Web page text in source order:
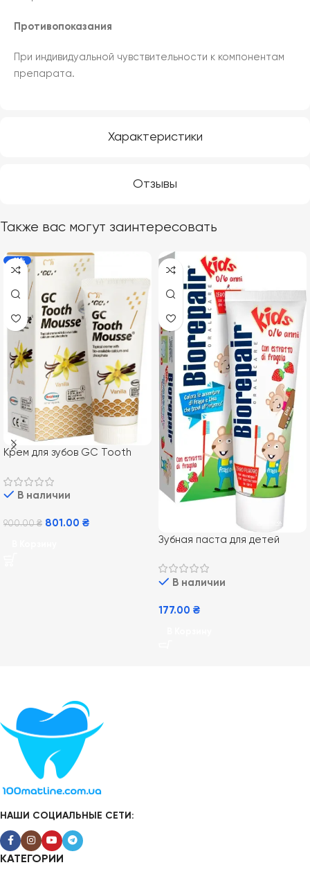
Характеристики
Отзывы
Противопоказания
При индивидуальной чувствительности к компонентам
препарата.
Также вас могут заинтересовать
-11%
Крем для зубов GC Tooth
Ванильный
В наличии
900.00₴ 801.00 ₴
Зубная паста для детей
со вкусом клубники 75 мл
В наличии
177.00 ₴
НАШИ СОЦИАЛЬНЫЕ СЕТИ:
КАТЕГОРИИ